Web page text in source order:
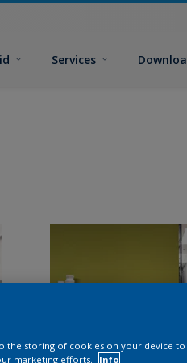
Services
the storing of cookies on your device
marketing efforts.
Info